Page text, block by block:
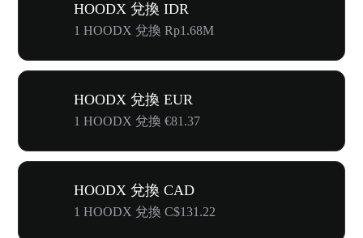
HOODX 兌換 IDR
1 HOODX 兌換 Rp1.68M
HOODX 兌換 EUR
1 HOODX 兌換 €81.37
HOODX 兌換 CAD
1 HOODX 兌換 C$131.22